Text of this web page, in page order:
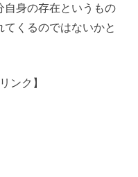
自身の存在というもの
くるのではないかと
ンク】